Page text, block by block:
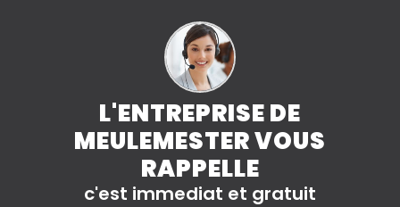
L'ENTREPRISE DE
MEULEMESTER VOUS
RAPPELLE
c'est immediat et gratuit